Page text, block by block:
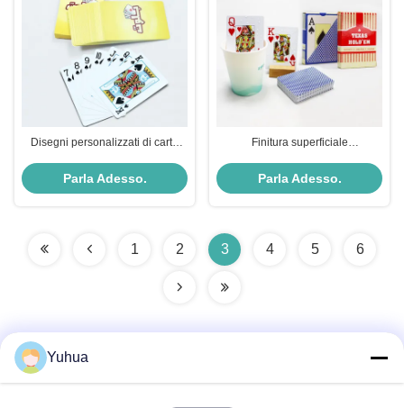
Disegni personalizzati di carte
impermeabili in Arabia Saudita
Parla Adesso.
Finitura superficiale
Jumbo Index, set di carte da
Parla Adesso.
1 2 3 4 5 6
Yuhua